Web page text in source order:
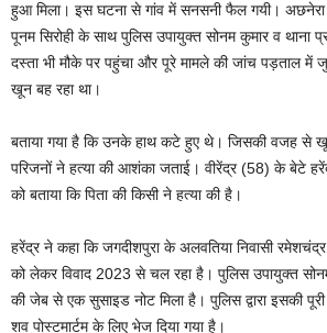
हुआ मिला। इस घटना से गांव में सनसनी फैल गयी।
पूनम सिरोही के साथ पुलिस उपायुक्त सोनम कुमार व थाना
दस्ता भी मौके पर पहुंचा और पूरे मामले की जांच पड़ताल
खून बह रहा था।
बताया गया है कि उनके हाथ कटे हुए थे। जिसकी वजह से
परिजनों ने हत्या की आशंका जताई। वीरेंद्र (58) के बेटे
को बताया कि पिता की किसी ने हत्या की है।
हरेंद्र ने कहा कि जगदीशपुरा के अलवतिया निवासी
को लेकर विवाद 2023 से चल रहा है। पुलिस उपायुक्त
की जेब से एक सुसाइड नोट मिला है। पुलिस द्वारा इसकी
शव पोस्टमार्टम के लिए भेज दिया गया है।